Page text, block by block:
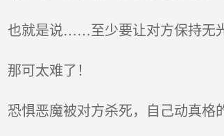
也就是说……至少要让对方保持无
那可太难了！
恐惧恶魔被对方杀死，自己动真格